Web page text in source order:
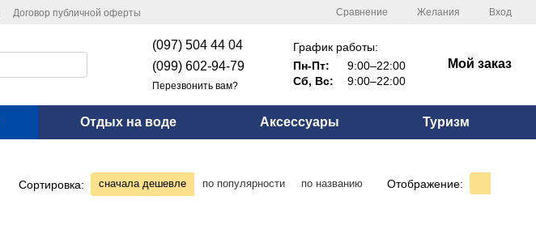
Договор публичной оферты
Сравнение Желания Вход
(097) 504 44 04
(099) 602-94-79
Перезвонить вам?
График работы:
Пн-Пт:
9:00–22:00
Сб, Вс:
9:00–22:00
Мой заказ
Отдых на воде Аксессуары Туризм
Сортировка: сначала дешевле по популярности по названию Отображение: